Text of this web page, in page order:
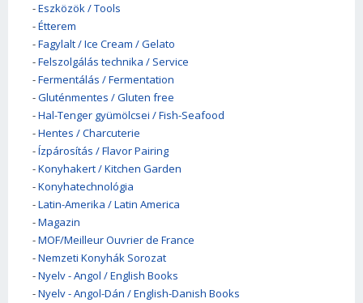
-Eszközök / Tools
-Étterem
-Fagylalt / Ice Cream / Gelato
-Felszolgálás technika / Service
-Fermentálás / Fermentation
-Gluténmentes / Gluten free
-Hal-Tenger gyümölcsei / Fish-Seafood
-Hentes / Charcuterie
-Ízpárosítás / Flavor Pairing
-Konyhakert / Kitchen Garden
-Konyhatechnológia
-Latin-Amerika / Latin America
-Magazin
-MOF/Meilleur Ouvrier de France
-Nemzeti Konyhák Sorozat
-Nyelv - Angol / English Books
-Nyelv - Angol-Dán / English-Danish Books